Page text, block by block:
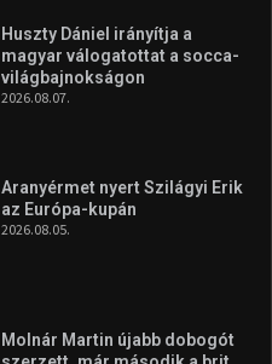
Huszty Dániel irányítja a
magyar válogatottat a socca-
világbajnokságon
2026.08.07.
Aranyérmet nyert Szilágyi Erik
az Európa-kupán
2026.08.05.
Molnár Martin újabb dobogót